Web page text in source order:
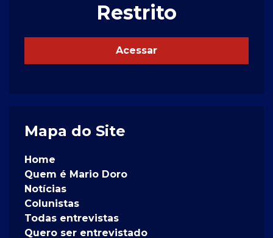
Restrito
Acessar
Mapa do Site
Home
Quem é Mario Doro
Notícias
Colunistas
Todas entrevistas
Quero ser entrevistado